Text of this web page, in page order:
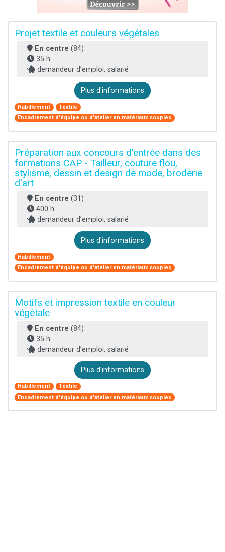
Projet textile et couleurs végétales
En centre (84)
35 h
demandeur d’emploi, salarié
Plus d'informations
Habillement
Textile
Encadrement d'équipe ou d'atelier en matériaux souples
Préparation aux concours d'entrée dans des
formations CAP - Tailleur, couture flou,
stylisme, dessin et design de mode, broderie
d'art
En centre (31)
400 h
demandeur d’emploi, salarié
Plus d'informations
Habillement
Encadrement d'équipe ou d'atelier en matériaux souples
Motifs et impression textile en couleur
végétale
En centre (84)
35 h
demandeur d’emploi, salarié
Plus d'informations
Habillement
Textile
Encadrement d'équipe ou d'atelier en matériaux souples